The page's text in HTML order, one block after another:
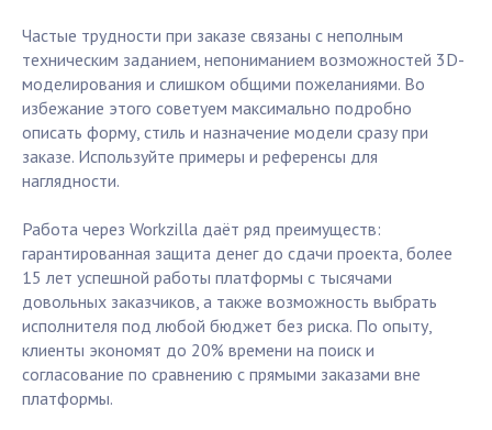
Частые трудности при заказе связаны с неполным
техническим заданием, непониманием возможностей 3D-
моделирования и слишком общими пожеланиями. Во
избежание этого советуем максимально подробно
описать форму, стиль и назначение модели сразу при
заказе. Используйте примеры и референсы для
наглядности.
Работа через Workzilla даёт ряд преимуществ:
гарантированная защита денег до сдачи проекта, более
15 лет успешной работы платформы с тысячами
довольных заказчиков, а также возможность выбрать
исполнителя под любой бюджет без риска. По опыту,
клиенты экономят до 20% времени на поиск и
согласование по сравнению с прямыми заказами вне
платформы.